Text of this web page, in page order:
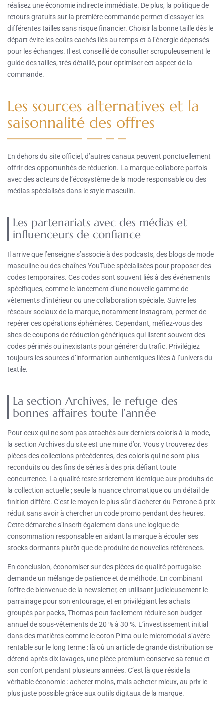
réalisez une économie indirecte immédiate. De plus, la politique de
retours gratuits sur la première commande permet d’essayer les
différentes tailles sans risque financier. Choisir la bonne taille dès le
départ évite les coûts cachés liés au temps et à l’énergie dépensés
pour les échanges. Il est conseillé de consulter scrupuleusement le
guide des tailles, très détaillé, pour optimiser cet aspect de la
commande.
Les sources alternatives et la
saisonnalité des offres
En dehors du site officiel, d’autres canaux peuvent ponctuellement
offrir des opportunités de réduction. La marque collabore parfois
avec des acteurs de l’écosystème de la mode responsable ou des
médias spécialisés dans le style masculin.
Les partenariats avec des médias et
influenceurs de confiance
Il arrive que l’enseigne s’associe à des podcasts, des blogs de mode
masculine ou des chaînes YouTube spécialisées pour proposer des
codes temporaires. Ces codes sont souvent liés à des événements
spécifiques, comme le lancement d’une nouvelle gamme de
vêtements d’intérieur ou une collaboration spéciale. Suivre les
réseaux sociaux de la marque, notamment Instagram, permet de
repérer ces opérations éphémères. Cependant, méfiez-vous des
sites de coupons de réduction génériques qui listent souvent des
codes périmés ou inexistants pour générer du trafic. Privilégiez
toujours les sources d’information authentiques liées à l’univers du
textile.
La section Archives, le refuge des
bonnes affaires toute l’année
Pour ceux qui ne sont pas attachés aux derniers coloris à la mode,
la section Archives du site est une mine d’or. Vous y trouverez des
pièces des collections précédentes, des coloris qui ne sont plus
reconduits ou des fins de séries à des prix défiant toute
concurrence. La qualité reste strictement identique aux produits de
la collection actuelle ; seule la nuance chromatique ou un détail de
finition diffère. C’est le moyen le plus sûr d’acheter du Petrone à prix
réduit sans avoir à chercher un code promo pendant des heures.
Cette démarche s’inscrit également dans une logique de
consommation responsable en aidant la marque à écouler ses
stocks dormants plutôt que de produire de nouvelles références.
En conclusion, économiser sur des pièces de qualité portugaise
demande un mélange de patience et de méthode. En combinant
l’offre de bienvenue de la newsletter, en utilisant judicieusement le
parrainage pour son entourage, et en privilégiant les achats
groupés par packs, Thomas peut facilement réduire son budget
annuel de sous-vêtements de 20 % à 30 %. L’investissement initial
dans des matières comme le coton Pima ou le micromodal s’avère
rentable sur le long terme : là où un article de grande distribution se
détend après dix lavages, une pièce premium conserve sa tenue et
son confort pendant plusieurs années. C’est là que réside la
véritable économie : acheter moins, mais acheter mieux, au prix le
plus juste possible grâce aux outils digitaux de la marque.